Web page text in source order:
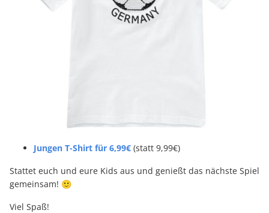
Jungen T-Shirt für 6,99€ (statt 9,99€)
Stattet euch und eure Kids aus und genießt das nächste Spiel
gemeinsam! 🙂
Viel Spaß!